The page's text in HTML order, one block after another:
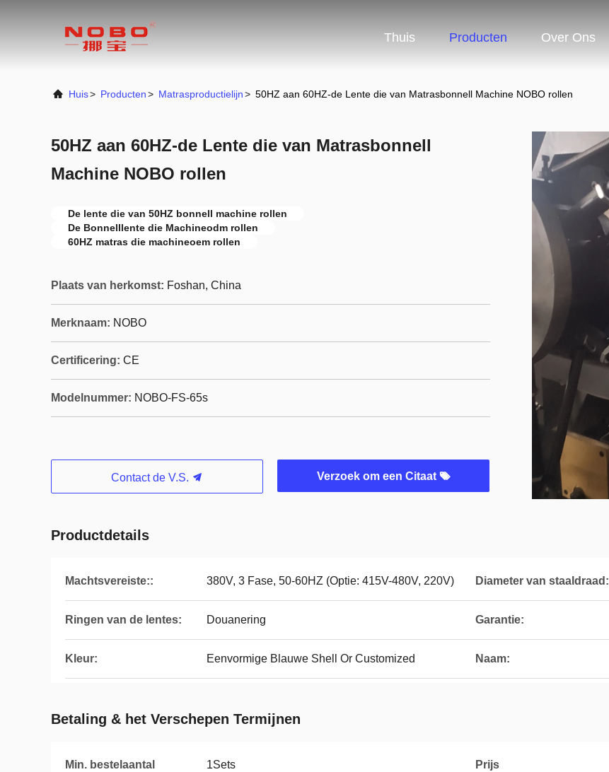
Thuis Producten Over Ons
Huis> Producten> Matrasproductielijn> 50HZ aan 60HZ-de Lente die van Matrasbonnell Machine NOBO rollen
50HZ aan 60HZ-de Lente die van Matrasbonnell
Machine NOBO rollen
De lente die van 50HZ bonnell machine rollen
De Bonnelllente die Machineodm rollen
60HZ matras die machineoem rollen
Plaats van herkomst: Foshan, China
Merknaam: NOBO
Certificering: CE
Modelnummer: NOBO-FS-65s
Contact de V.S. Verzoek om een Citaat
Productdetails
Machtsvereiste:: 380V, 3 Fase, 50-60HZ (Optie: 415V-480V, 220V) Diameter van staaldraad:
Ringen van de lentes: Douanering Garantie:
Kleur: Eenvormige Blauwe Shell Or Customized Naam:
Betaling & het Verschepen Termijnen
Min. bestelaantal 1Sets Prijs